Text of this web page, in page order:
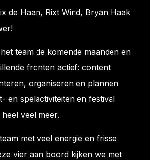
de Haan, Rixt Wind, Bryan Haak
team de komende maanden en
fronten actief: content
organiseren en plannen
en spelactiviteiten en festival
veel meer.
met veel energie en frisse
vier aan boord kijken we met